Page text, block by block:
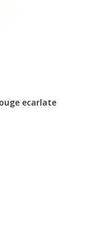
ecarlate